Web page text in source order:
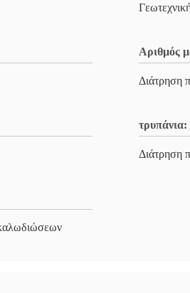
Αριθμός
Διάτρηση
τρυπάνια:
Διάτρηση